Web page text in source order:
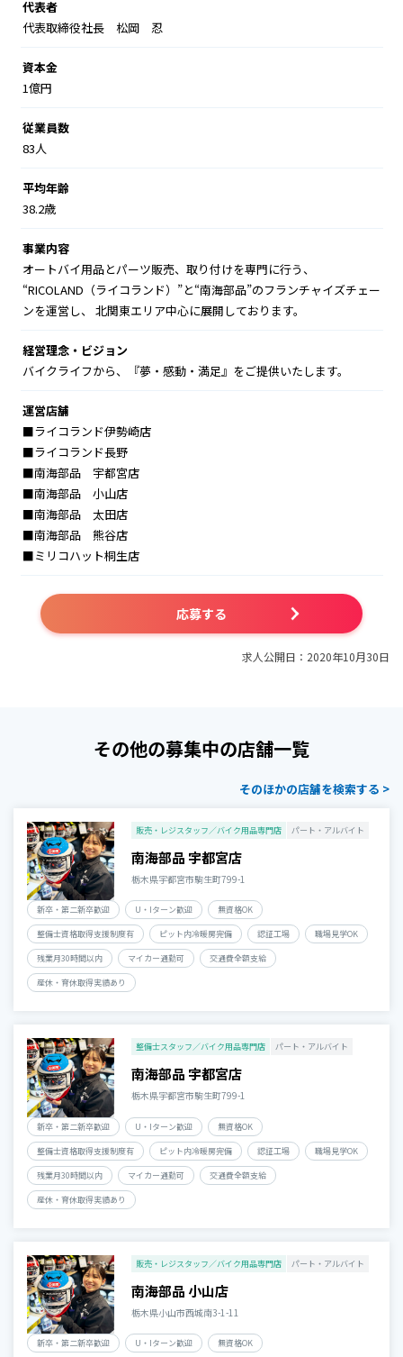
代表者
代表取締役社長 松岡 忍
資本金
1億円
従業員数
83人
平均年齢
38.2歳
事業内容
オートバイ用品とパーツ販売、取り付けを専門に行う、
“RICOLAND（ライコランド）”と“南海部品”のフランチャイズチェー
ンを運営し、 北関東エリア中心に展開しております。
経営理念・ビジョン
バイクライフから、『夢・感動・満足』をご提供いたします。
運営店舗
■ライコランド伊勢崎店
■ライコランド長野
■南海部品 宇都宮店
■南海部品 小山店
■南海部品 太田店
■南海部品 熊谷店
■ミリコハット桐生店
応募する
求人公開日：2020年10月30日
その他の募集中の店舗一覧
そのほかの店舗を検索する >
販売・レジスタッフ／バイク用品専門店 パート・アルバイト
南海部品 宇都宮店
栃木県宇都宮市駒生町799-1
新卒・第二新卒歓迎 U・Iターン歓迎 無資格OK
整備士資格取得支援制度有 ピット内冷暖房完備 認証工場 職場見学OK
残業月30時間以内 マイカー通勤可 交通費全額支給
産休・育休取得実績あり
整備士スタッフ／バイク用品専門店 パート・アルバイト
南海部品 宇都宮店
栃木県宇都宮市駒生町799-1
新卒・第二新卒歓迎 U・Iターン歓迎 無資格OK
整備士資格取得支援制度有 ピット内冷暖房完備 認証工場 職場見学OK
残業月30時間以内 マイカー通勤可 交通費全額支給
産休・育休取得実績あり
販売・レジスタッフ／バイク用品専門店 パート・アルバイト
南海部品 小山店
栃木県小山市西城南3-1-11
新卒・第二新卒歓迎 U・Iターン歓迎 無資格OK